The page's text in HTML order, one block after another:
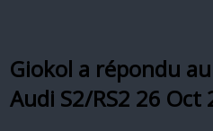
Giokol a répondu
Audi S2/RS2 26 Oct